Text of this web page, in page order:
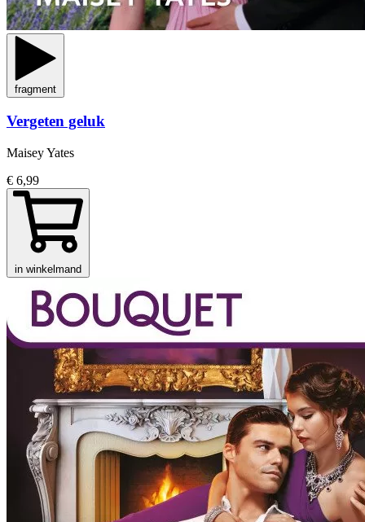
fragment
Vergeten geluk
Maisey Yates
€ 6,99
in winkelmand